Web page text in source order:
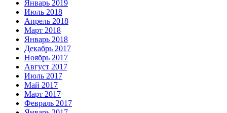
Январь 2019
Июль 2018
Апрель 2018
Март 2018
Январь 2018
Декабрь 2017
Ноябрь 2017
Август 2017
Июль 2017
Май 2017
Март 2017
Февраль 2017